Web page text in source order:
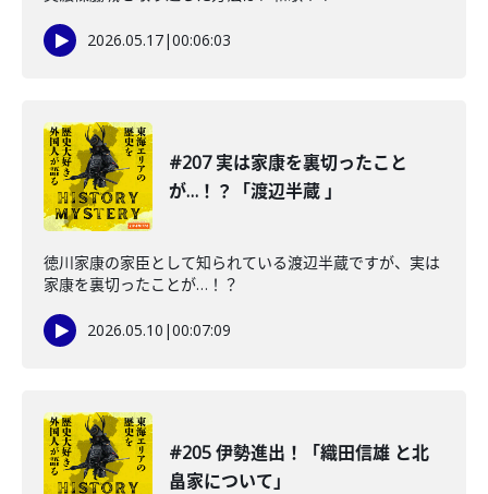
2026.05.17|00:06:03
#207 実は家康を裏切ったこと
が…！？「渡辺半蔵 」
徳川家康の家臣として知られている渡辺半蔵ですが、実は
家康を裏切ったことが…！？
2026.05.10 |00:07:09
#205 伊勢進出！「織田信雄 と北
畠家について」